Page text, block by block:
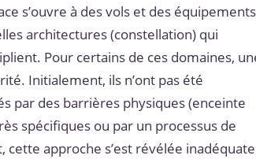
s’ouvre à des vols et des équipements
architectures (constellation) qui
Pour certains de ces domaines,
Initialement, ils n’ont pas été
par des barrières physiques (enceinte
spécifiques ou par un processus de
approche s’est révélée inadéquate